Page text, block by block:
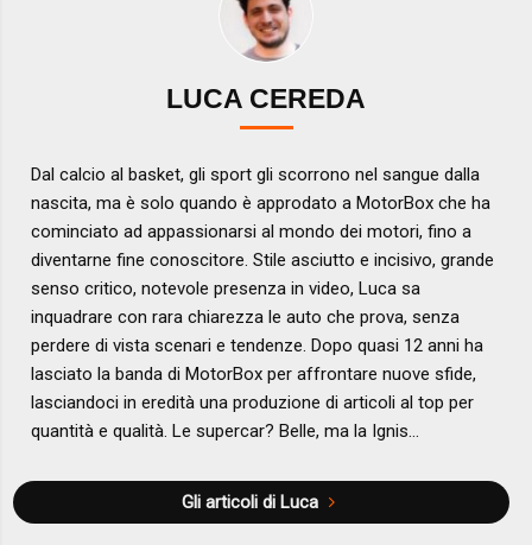
LUCA CEREDA
Dal calcio al basket, gli sport gli scorrono nel sangue dalla
nascita, ma è solo quando è approdato a MotorBox che ha
cominciato ad appassionarsi al mondo dei motori, fino a
diventarne fine conoscitore. Stile asciutto e incisivo, grande
senso critico, notevole presenza in video, Luca sa
inquadrare con rara chiarezza le auto che prova, senza
perdere di vista scenari e tendenze. Dopo quasi 12 anni ha
lasciato la banda di MotorBox per affrontare nuove sfide,
lasciandoci in eredità una produzione di articoli al top per
quantità e qualità. Le supercar? Belle, ma la Ignis...
Gli articoli di Luca